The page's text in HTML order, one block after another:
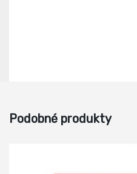
Podobné produkty